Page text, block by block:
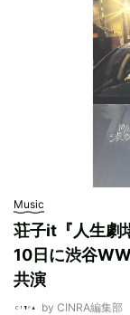
Music
荘子it『人生劇
10日に渋谷
共演
by CINRA編集部